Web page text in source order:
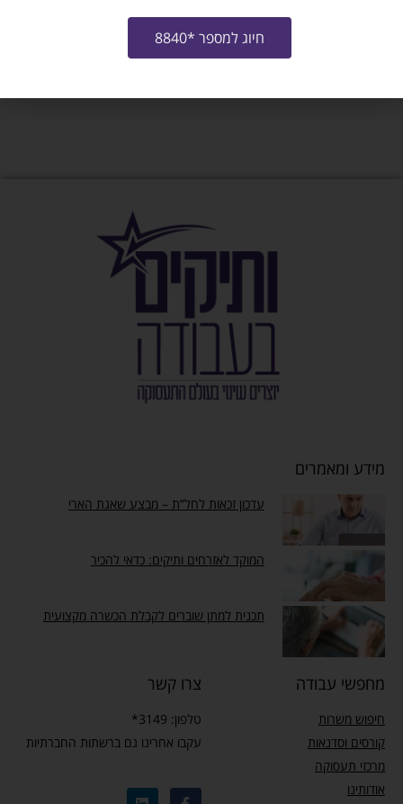
צרו איתי קשר
מידע ומאמרים
עדכון זכאות לחל”ת – מבצע שאגת הארי
המוקד לאזרחים ותיקים: כדאי להכיר
תכנית למתן שוברים לקבלת הכשרה מקצועית
מחפשי עבודה
חיפוש משרות
קורסים וסדנאות
מרכזי תעסוקה
אודותינו
צרו קשר
טלפון: 3149*
עקבו אחרינו גם ברשתות החברתיות
חיוג למספר *8840